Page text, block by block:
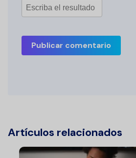
Publicar comentario
Artículos relacionados